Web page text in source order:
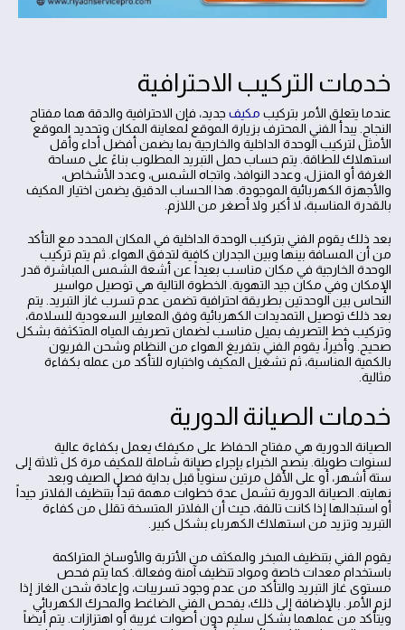
خدمات التركيب الاحترافية
عندما يتعلق الأمر بتركيب مكيف جديد، فإن الاحترافية والدقة هما مفتاح
النجاح. يبدأ الفني المحترف بزيارة الموقع لمعاينة المكان وتحديد الموقع
الأمثل لتركيب الوحدة الداخلية والخارجية بما يضمن أفضل أداء وأقل
استهلاك للطاقة. يتم حساب حمل التبريد المطلوب بناءً على مساحة
الغرفة أو المنزل، وعدد النوافذ، واتجاه الشمس، وعدد الأشخاص،
والأجهزة الكهربائية الموجودة. هذا الحساب الدقيق يضمن اختيار المكيف
بالقدرة المناسبة، لا أكبر ولا أصغر من اللازم.
بعد ذلك يقوم الفني بتركيب الوحدة الداخلية في المكان المحدد مع التأكد
من أن المسافة بينها وبين الجدران كافية لتدفق الهواء. ثم يتم تركيب
الوحدة الخارجية في مكان مناسب بعيداً عن أشعة الشمس المباشرة قدر
الإمكان وفي مكان جيد التهوية. الخطوة التالية هي توصيل مواسير
النحاس بين الوحدتين بطريقة احترافية تضمن عدم تسرب غاز التبريد. يتم
بعد ذلك توصيل التمديدات الكهربائية وفق المعايير السعودية للسلامة،
وتركيب خط التصريف بميل مناسب لضمان تصريف المياه المتكثفة بشكل
صحيح. وأخيراً، يقوم الفني بتفريغ الهواء من النظام وشحن الفريون
بالكمية المناسبة، ثم تشغيل المكيف واختباره للتأكد من عمله بكفاءة
مثالية.
خدمات الصيانة الدورية
الصيانة الدورية هي مفتاح الحفاظ على مكيفك يعمل بكفاءة عالية
لسنوات طويلة. ينصح الخبراء بإجراء صيانة شاملة للمكيف مرة كل ثلاثة إلى
ستة أشهر، أو على الأقل مرتين سنوياً قبل بداية فصل الصيف وبعد
نهايته. الصيانة الدورية تشمل عدة خطوات مهمة تبدأ بتنظيف الفلاتر جيداً
أو استبدالها إذا كانت تالفة، حيث أن الفلاتر المتسخة تقلل من كفاءة
التبريد وتزيد من استهلاك الكهرباء بشكل كبير.
يقوم الفني بتنظيف المبخر والمكثف من الأتربة والأوساخ المتراكمة
باستخدام معدات خاصة ومواد تنظيف آمنة وفعالة. كما يتم فحص
مستوى غاز التبريد والتأكد من عدم وجود تسريبات، وإعادة شحن الغاز إذا
لزم الأمر. بالإضافة إلى ذلك، يفحص الفني الضاغط والمحرك الكهربائي
ويتأكد من عملهما بشكل سليم دون أصوات غريبة أو اهتزازات. يتم أيضاً